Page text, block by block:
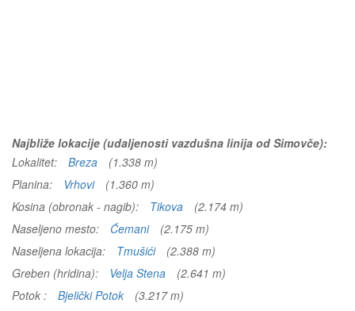
Najbliže lokacije (udaljenosti vazdušna linija od Simovče):
Lokalitet:
Breza
(1.338 m)
Planina:
Vrhovi
(1.360 m)
Kosina (obronak - nagib):
Tikova
(2.174 m)
Naseljeno mesto:
Ćemani
(2.175 m)
Naseljena lokacija:
Tmušići
(2.388 m)
Greben (hridina):
Velja Stena
(2.641 m)
Potok :
Bjelički Potok
(3.217 m)